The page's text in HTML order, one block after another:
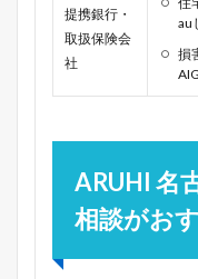
提携銀行・
取扱保険会
社
au
損
ARUHI 名
相談がお